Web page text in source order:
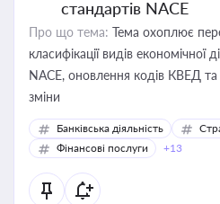
стандартів NACE
Про що тема: Тема охоплює
класифікації видів економічної
NACE, оновлення кодів КВЕД та
зміни
Банківська діяльність
Фінансові послуги
+13